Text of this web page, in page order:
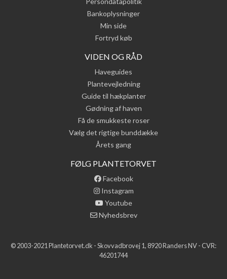
Bankoplysninger
Min side
Fortryd køb
VIDEN OG RÅD
Haveguides
Plantevejledning
Guide til hækplanter
Gødning af haven
Få de smukkeste roser
Vælg det rigtige bunddække
Årets gang
FØLG PLANTETORVET
Facebook
Instagram
Youtube
Nyhedsbrev
© 2003-2021 Plantetorvet.dk - Skovvadbrovej 1, 8920 Randers NV - CVR:
46201744